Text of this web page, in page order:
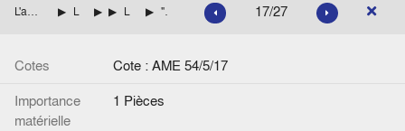
L'action de Jean Monnet pendant la Seconde guerre mondiale La mission de Jean Monnet à Washington pour le compte des autorités françaises Le prêt-bail"Déclaration de Monsieur Jean Monnet… sur le prêt-bail et les approvisionnements". Annotation manuscrite : "Last draft revised" 17/27
Cotes
Cote : AME 54/5/17
Importance
matérielle
1 Pièces